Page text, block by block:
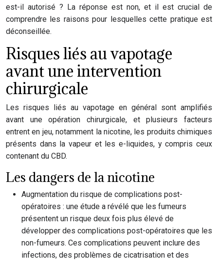
est-il autorisé ? La réponse est non, et il est crucial de
comprendre les raisons pour lesquelles cette pratique est
déconseillée.
Risques liés au vapotage
avant une intervention
chirurgicale
Les risques liés au vapotage en général sont amplifiés
avant une opération chirurgicale, et plusieurs facteurs
entrent en jeu, notamment la nicotine, les produits chimiques
présents dans la vapeur et les e-liquides, y compris ceux
contenant du CBD.
Les dangers de la nicotine
Augmentation du risque de complications post-
opératoires : une étude a révélé que les fumeurs
présentent un risque deux fois plus élevé de
développer des complications post-opératoires que les
non-fumeurs. Ces complications peuvent inclure des
infections, des problèmes de cicatrisation et des